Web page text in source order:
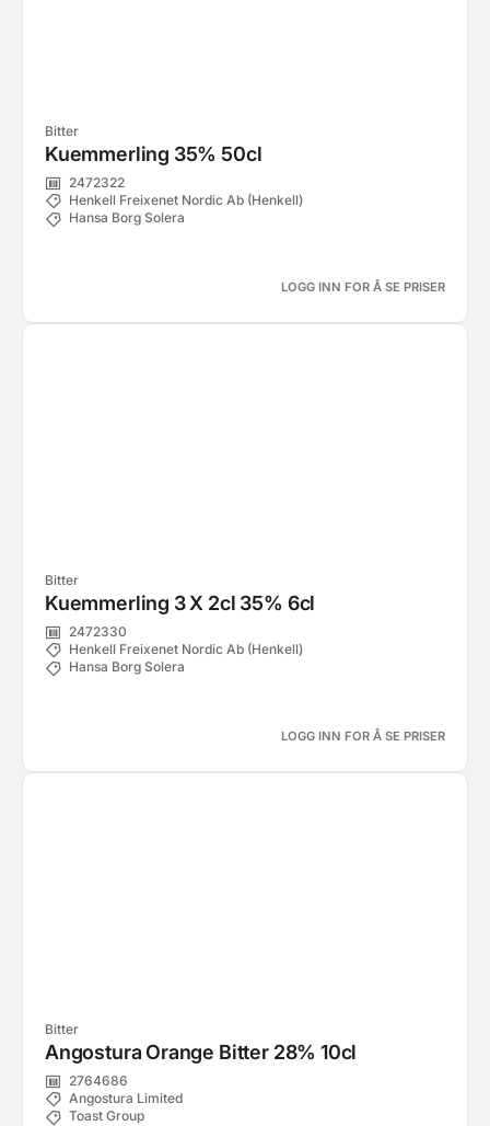
Bitter
Kuemmerling 35% 50cl
2472322
Henkell Freixenet Nordic Ab (Henkell)
Hansa Borg Solera
LOGG INN FOR Å SE PRISER
Bitter
Kuemmerling 3 X 2cl 35% 6cl
2472330
Henkell Freixenet Nordic Ab (Henkell)
Hansa Borg Solera
LOGG INN FOR Å SE PRISER
Bitter
Angostura Orange Bitter 28% 10cl
2764686
Angostura Limited
Toast Group